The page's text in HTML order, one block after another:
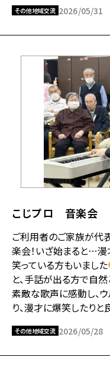
その他地域交流 2026/05/31
こじプロ 音楽会
ご利用者のご家族が代
楽会！いざ始まると…漫
笑っている方もいました
と、手話が出る方で自
素敵な歌声に感動し、
り、漫才に爆笑したりと
その他地域交流 2026/05/28